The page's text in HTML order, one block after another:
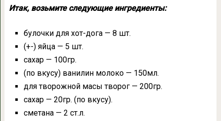
Итак, возьмите следующие ингредиенты:
булочки для хот-дога — 8 шт.
(+-) яйца — 5 шт.
сахар — 100гр.
(по вкусу) ванилин молоко — 150мл.
для творожной масы творог — 200гр.
сахар — 20гр. (по вкусу).
сметана — 2 ст.л.